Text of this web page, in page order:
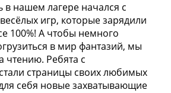
нашем лагере начался с
игр, которые зарядили
100%! А чтобы немного
в мир фантазий, мы
чтению. Ребята с
страницы своих любимых
себя новые захватывающие